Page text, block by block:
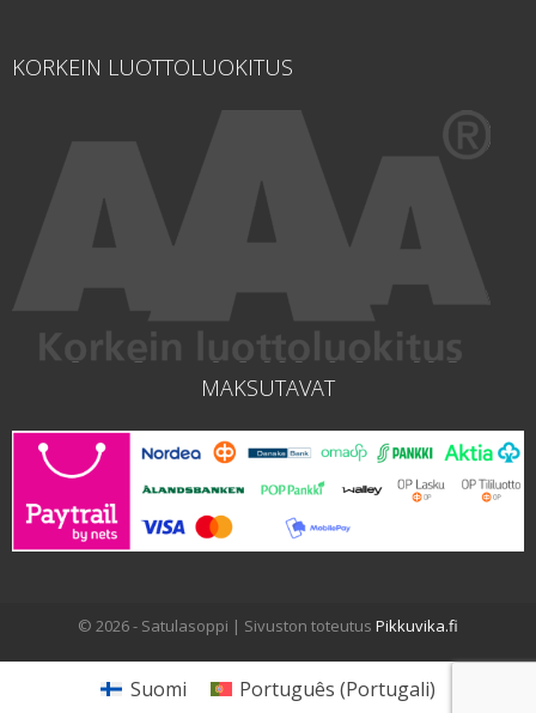
KORKEIN LUOTTOLUOKITUS
MAKSUTAVAT
© 2026 - Satulasoppi | Sivuston toteutus Pikkuvika.fi
Suomi Português (Portugali)